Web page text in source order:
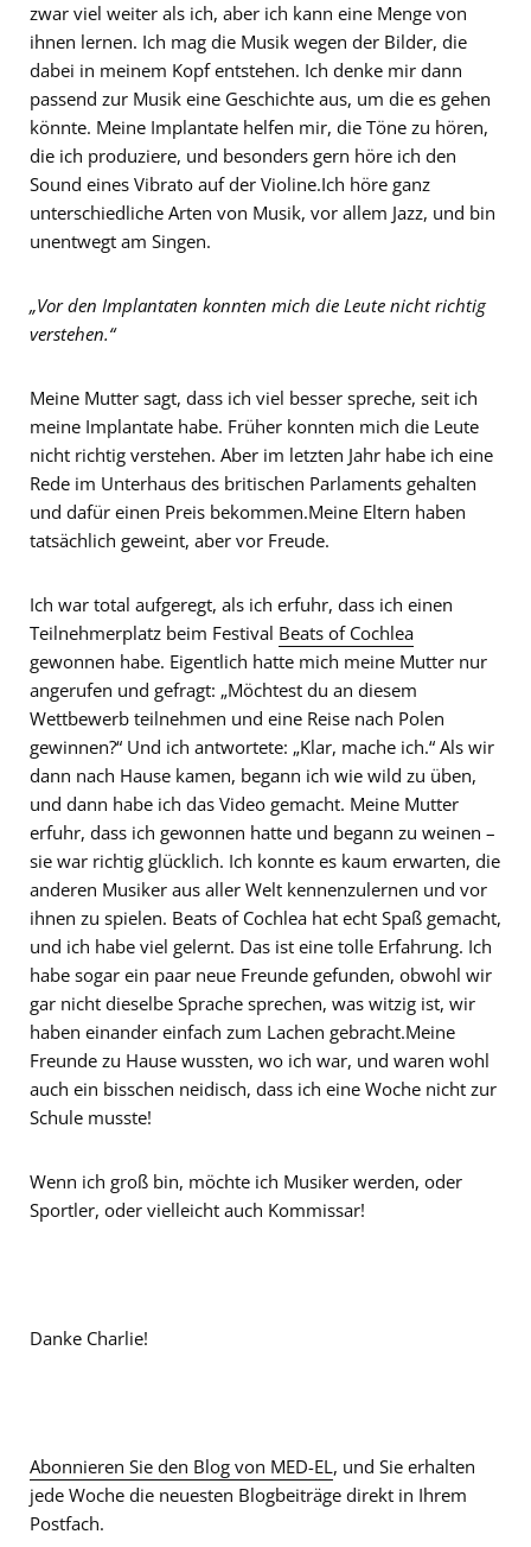
zwar viel weiter als ich, aber ich kann eine Menge von
ihnen lernen. Ich mag die Musik wegen der Bilder, die
dabei in meinem Kopf entstehen. Ich denke mir dann
passend zur Musik eine Geschichte aus, um die es gehen
könnte. Meine Implantate helfen mir, die Töne zu hören,
die ich produziere, und besonders gern höre ich den
Sound eines Vibrato auf der Violine.Ich höre ganz
unterschiedliche Arten von Musik, vor allem Jazz, und bin
unentwegt am Singen.
„Vor den Implantaten konnten mich die Leute nicht richtig
verstehen.“
Meine Mutter sagt, dass ich viel besser spreche, seit ich
meine Implantate habe. Früher konnten mich die Leute
nicht richtig verstehen. Aber im letzten Jahr habe ich eine
Rede im Unterhaus des britischen Parlaments gehalten
und dafür einen Preis bekommen.Meine Eltern haben
tatsächlich geweint, aber vor Freude.
Ich war total aufgeregt, als ich erfuhr, dass ich einen
Teilnehmerplatz beim Festival Beats of Cochlea
gewonnen habe. Eigentlich hatte mich meine Mutter nur
angerufen und gefragt: „Möchtest du an diesem
Wettbewerb teilnehmen und eine Reise nach Polen
gewinnen?“ Und ich antwortete: „Klar, mache ich.“ Als wir
dann nach Hause kamen, begann ich wie wild zu üben,
und dann habe ich das Video gemacht. Meine Mutter
erfuhr, dass ich gewonnen hatte und begann zu weinen –
sie war richtig glücklich. Ich konnte es kaum erwarten, die
anderen Musiker aus aller Welt kennenzulernen und vor
ihnen zu spielen. Beats of Cochlea hat echt Spaß gemacht,
und ich habe viel gelernt. Das ist eine tolle Erfahrung. Ich
habe sogar ein paar neue Freunde gefunden, obwohl wir
gar nicht dieselbe Sprache sprechen, was witzig ist, wir
haben einander einfach zum Lachen gebracht.Meine
Freunde zu Hause wussten, wo ich war, und waren wohl
auch ein bisschen neidisch, dass ich eine Woche nicht zur
Schule musste!
Wenn ich groß bin, möchte ich Musiker werden, oder
Sportler, oder vielleicht auch Kommissar!
Danke Charlie!
Abonnieren Sie den Blog von MED-EL, und Sie erhalten
jede Woche die neuesten Blogbeiträge direkt in Ihrem
Postfach.